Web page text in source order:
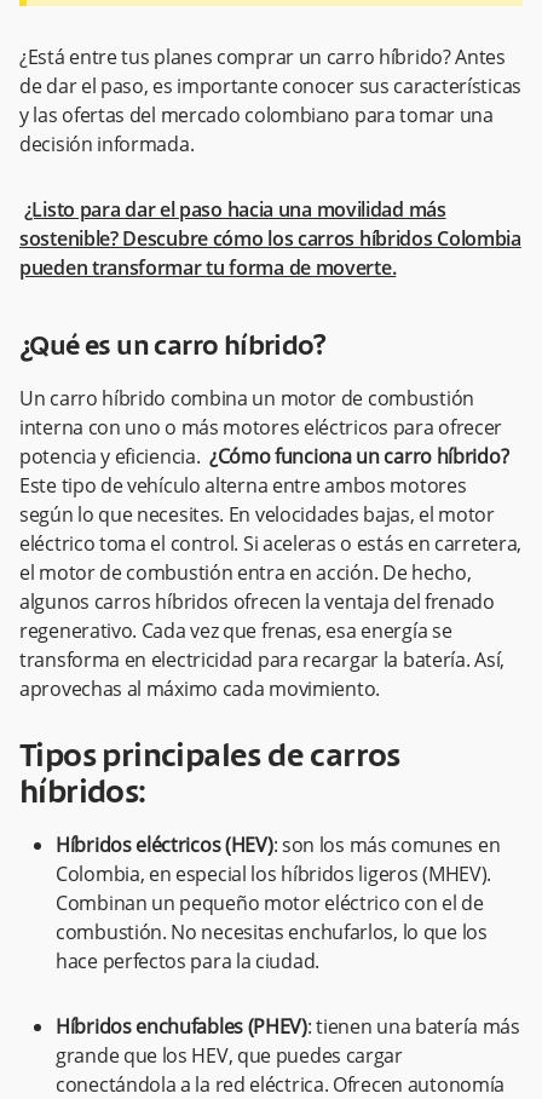
¿Está entre tus planes comprar un carro híbrido? Antes
de dar el paso, es importante conocer sus características
y las ofertas del mercado colombiano para tomar una
decisión informada.
¿Listo para dar el paso hacia una movilidad más
sostenible? Descubre cómo los carros híbridos Colombia
pueden transformar tu forma de moverte.
¿Qué es un carro híbrido?
Un carro híbrido combina un motor de combustión
interna con uno o más motores eléctricos para ofrecer
potencia y eficiencia. ¿Cómo funciona un carro híbrido?
Este tipo de vehículo alterna entre ambos motores
según lo que necesites. En velocidades bajas, el motor
eléctrico toma el control. Si aceleras o estás en carretera,
el motor de combustión entra en acción. De hecho,
algunos carros híbridos ofrecen la ventaja del frenado
regenerativo. Cada vez que frenas, esa energía se
transforma en electricidad para recargar la batería. Así,
aprovechas al máximo cada movimiento.
Tipos principales de carros
híbridos:
Híbridos eléctricos (HEV): son los más comunes en
Colombia, en especial los híbridos ligeros (MHEV).
Combinan un pequeño motor eléctrico con el de
combustión. No necesitas enchufarlos, lo que los
hace perfectos para la ciudad.
Híbridos enchufables (PHEV): tienen una batería más
grande que los HEV, que puedes cargar
conectándola a la red eléctrica. Ofrecen autonomía